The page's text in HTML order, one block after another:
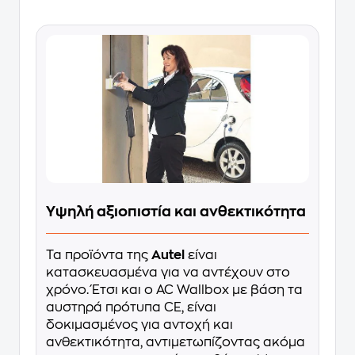
Υψηλή αξιοπιστία και ανθεκτικότητα
Τα προϊόντα της Autel είναι
κατασκευασμένα για να αντέχουν στο
χρόνο. Έτσι και ο AC Wallbox με βάση τα
αυστηρά πρότυπα CE, είναι
δοκιμασμένος για αντοχή και
ανθεκτικότητα, αντιμετωπίζοντας ακόμα